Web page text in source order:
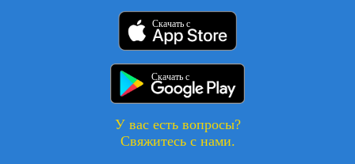
Скачать с
Скачать с
У вас есть вопросы?
Свяжитесь с нами.